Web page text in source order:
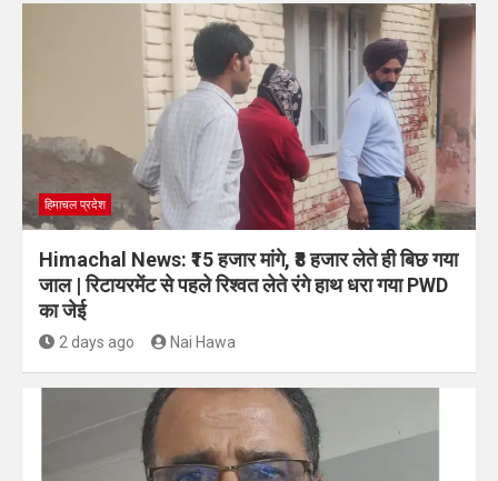
You Missed
Himachal News: ₹15 हजार मांगे, ₹8 हजार लेते ही बिछ गया
जाल | रिटायरमेंट से पहले रिश्वत लेते रंगे हाथ धरा गया PWD
का जेई
2 days ago Nai Hawa